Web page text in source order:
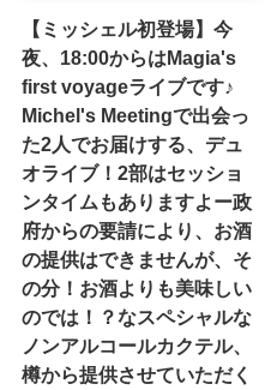
【ミッシェル初登場】今
夜、18:00からはMagia's
first voyageライブです♪
Michel's Meetingで出会っ
た2人でお届けする、デュ
オライブ！2部はセッショ
ンタイムもありますよー政
府からの要請により、お酒
の提供はできませんが、そ
の分！お酒よりも美味しい
のでは！？なスペシャルな
ノンアルコールカクテル、
樽から提供させていただく